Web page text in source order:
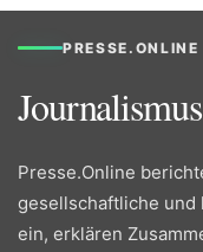
PRESSE.ONLINE
Presse.Online
gesellschaftliche und
ein, erklären